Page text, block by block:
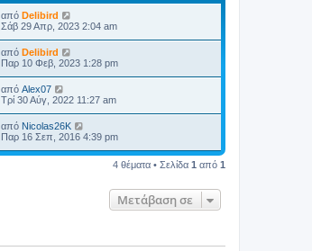
από Delibird
Σάβ 29 Απρ, 2023 2:04 am
από Delibird
Παρ 10 Φεβ, 2023 1:28 pm
από Alex07
Τρί 30 Αύγ, 2022 11:27 am
από Nicolas26K
Παρ 16 Σεπ, 2016 4:39 pm
4 θέματα • Σελίδα 1 από 1
Μετάβαση σε